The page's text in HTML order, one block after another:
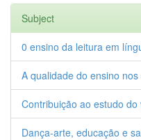
Subject
0 ensino da leitura em
A qualidade do ensino nos
Contribuição ao estudo do
Dança-arte, educação e